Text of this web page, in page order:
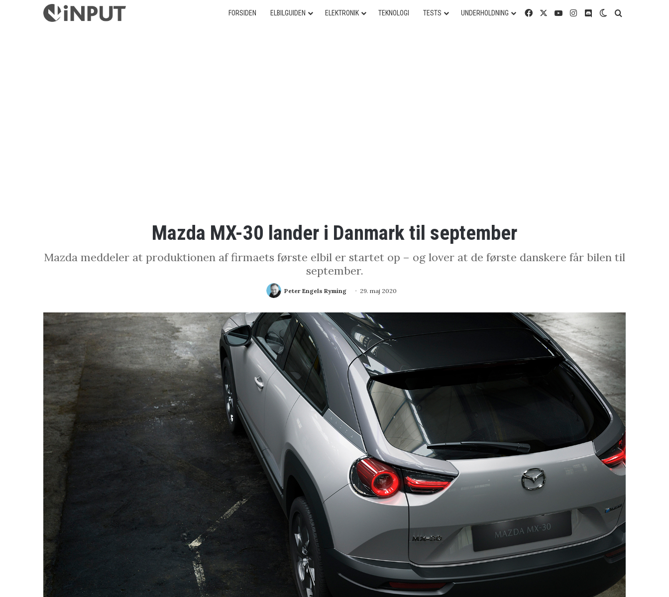
FORSIDEN ELBILGUIDEN ELEKTRONIK TEKNOLOGI TESTS UNDERHOLDNING FacebookYouTubeInstagram
DiscordSwitch skin
Mazda MX-30 lander i Danmark til september
Mazda meddeler at produktionen af firmaets første elbil er startet op – og lover at de første danskere får bilen til
september.
Peter Engels Ryming 29. maj 2020